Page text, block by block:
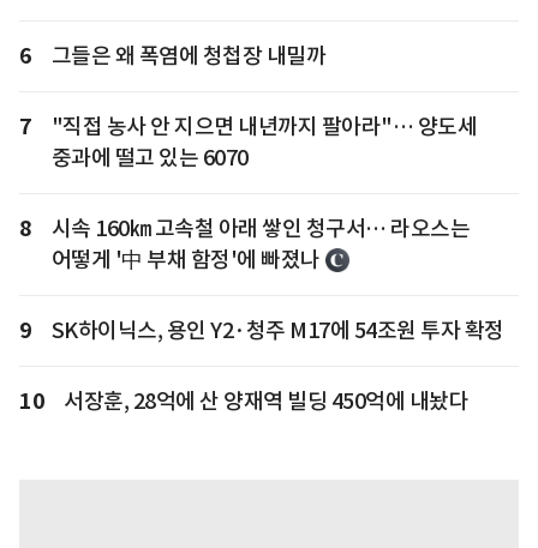
6 그들은 왜 폭염에 청첩장 내밀까
7
"직접 농사 안 지으면 내년까지 팔아라"… 양도세
중과에 떨고 있는 6070
8
시속 160㎞ 고속철 아래 쌓인 청구서… 라오스는
어떻게 '中 부채 함정'에 빠졌나
9 SK하이닉스, 용인 Y2·청주 M17에 54조원 투자 확정
10 서장훈, 28억에 산 양재역 빌딩 450억에 내놨다